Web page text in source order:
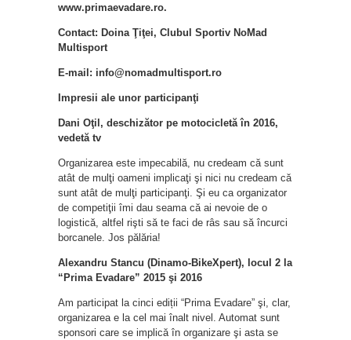
www.primaevadare.ro.
Contact: Doina Ţiţei, Clubul Sportiv NoMad
Multisport
E-mail: info@nomadmultisport.ro
Impresii ale unor participanţi
Dani Oţil, deschizător pe motocicletă în 2016,
vedetă tv
Organizarea este impecabilă, nu credeam că sunt
atât de mulţi oameni implicaţi şi nici nu credeam că
sunt atât de mulţi participanţi. Şi eu ca organizator
de competiţii îmi dau seama că ai nevoie de o
logistică, altfel rişti să te faci de râs sau să încurci
borcanele. Jos pălăria!
Alexandru Stancu (Dinamo-BikeXpert), locul 2 la
“Prima Evadare” 2015 şi 2016
Am participat la cinci ediții “Prima Evadare” şi, clar,
organizarea e la cel mai înalt nivel. Automat sunt
sponsori care se implică în organizare şi asta se